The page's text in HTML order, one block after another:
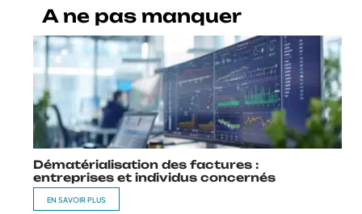
A ne pas manquer
Dématérialisation des factures :
entreprises et individus concernés
EN SAVOIR PLUS